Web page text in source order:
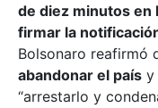
de diez minutos en
firmar la
Bolsonaro reafirmó
abandonar el país y
“arrestarlo y